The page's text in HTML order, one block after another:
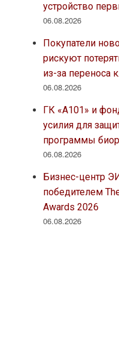
устройство
06.08.2026
Покупатели
рискуют
из-за переноса
06.08.2026
ГК «А101» и
усилия для
программы
06.08.2026
Бизнес-центр
победителем
Awards 2026
06.08.2026